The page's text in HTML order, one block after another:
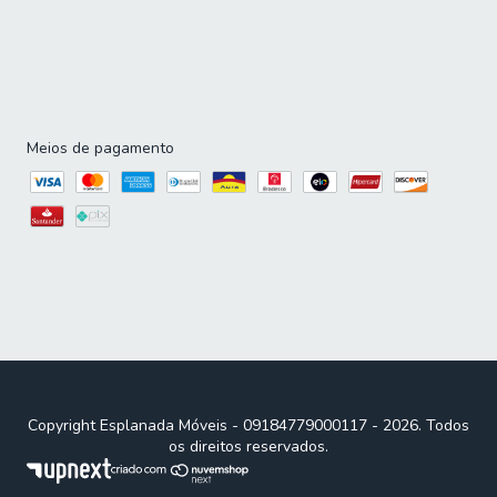
Meios de pagamento
Copyright Esplanada Móveis - 09184779000117 - 2026. Todos
os direitos reservados.